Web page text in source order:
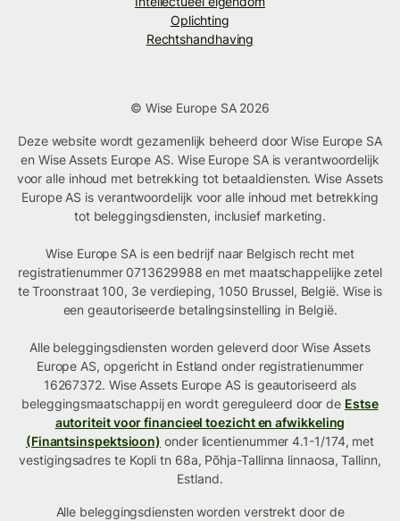
Oplichting
Rechtshandhaving
© Wise Europe SA 2026
Deze website wordt gezamenlijk beheerd door Wise Europe SA
en Wise Assets Europe AS. Wise Europe SA is verantwoordelijk
voor alle inhoud met betrekking tot betaaldiensten. Wise Assets
Europe AS is verantwoordelijk voor alle inhoud met betrekking
tot beleggingsdiensten, inclusief marketing.
Wise Europe SA is een bedrijf naar Belgisch recht met
registratienummer 0713629988 en met maatschappelijke zetel
te Troonstraat 100, 3e verdieping, 1050 Brussel, België. Wise is
een geautoriseerde betalingsinstelling in België.
Alle beleggingsdiensten worden geleverd door Wise Assets
Europe AS, opgericht in Estland onder registratienummer
16267372. Wise Assets Europe AS is geautoriseerd als
beleggingsmaatschappij en wordt gereguleerd door de Estse
autoriteit voor financieel toezicht en afwikkeling
(Finantsinspektsioon) onder licentienummer 4.1-1/174, met
vestigingsadres te Kopli tn 68a, Põhja-Tallinna linnaosa, Tallinn,
Estland.
Alle beleggingsdiensten worden verstrekt door de